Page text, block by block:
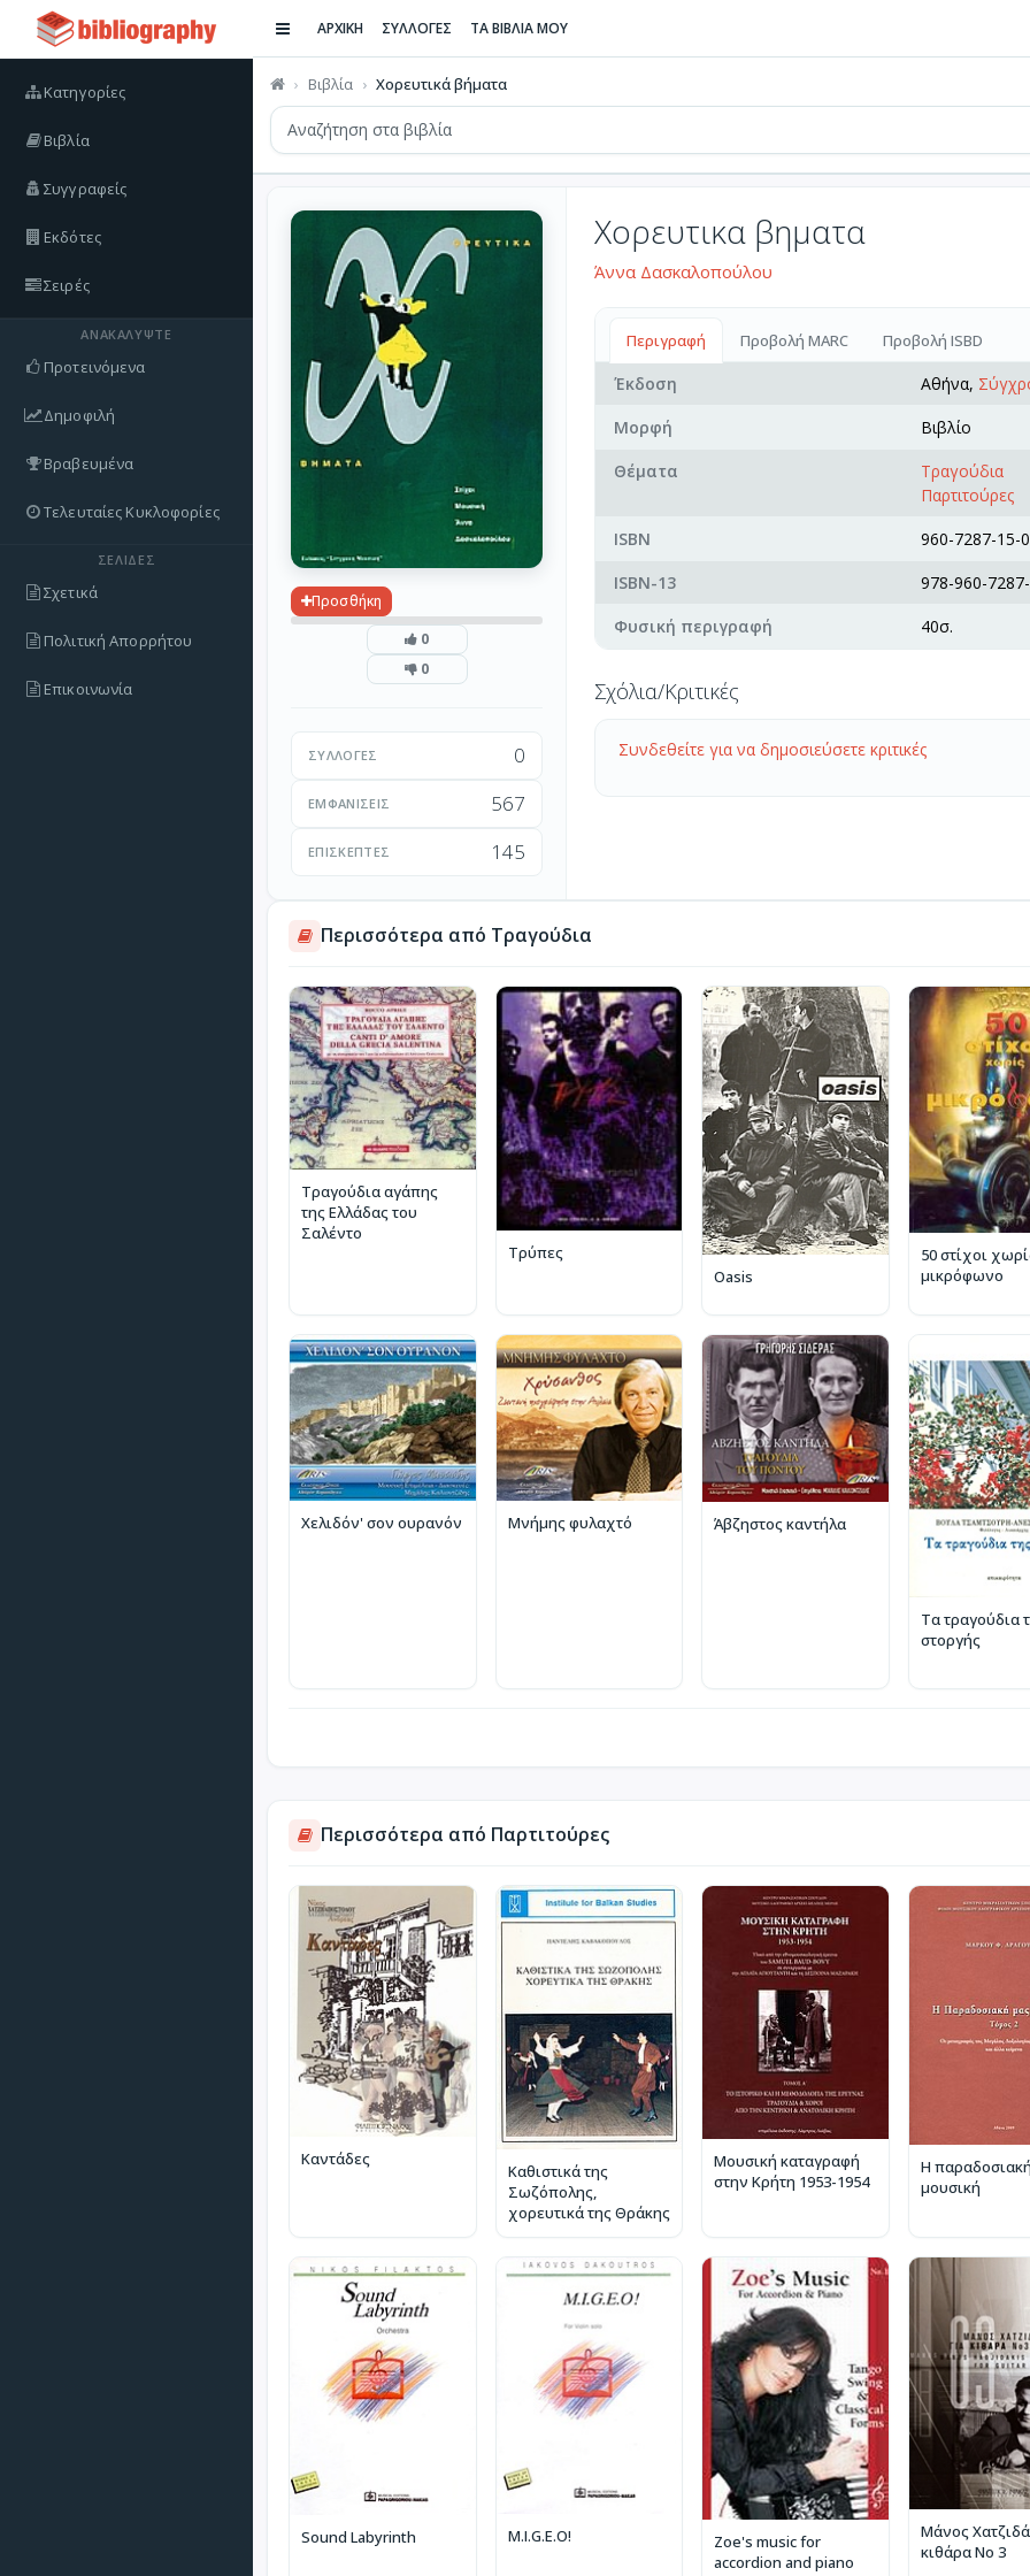
Κατηγορίες
Βιβλία
Συγγραφείς
Εκδότες
Σειρές
ΑΝΑΚΑΛΎΨΤΕ
Προτεινόμενα
Δημοφιλή
Βραβευμένα
Τελευταίες Κυκλοφορίες
ΣΕΛΊΔΕΣ
Σχετικά
Πολιτική Απορρήτου
Επικοινωνία
ΑΡΧΙΚΗ ΣΥΛΛΟΓΕΣ ΤΑ ΒΙΒΛΙΑ ΜΟΥ
Βιβλία Χορευτικά βήματα
Προσθήκη
0
0
ΣΥΛΛΟΓΈΣ 0
ΕΜΦΑΝΊΣΕΙΣ 567
ΕΠΙΣΚΈΠΤΕΣ 145
Χορευτικα βηματα
Άννα Δασκαλοπούλου
Περιγραφή Προβολή MARC Προβολή ISBD
Έκδοση Αθήνα,
Μορφή
Βιβλίο
Θέματα
Τραγούδια
Παρτιτούρες
ISBN
960-7287-15-0
ISBN-13
978-960-
Φυσική περιγραφή
40σ.
Σχόλια/Κριτικές
Συνδεθείτε για να δημοσιεύσετε κριτικές
Περισσότερα από Τραγούδια
Τραγούδια αγάπης
της Ελλάδας του
Σαλέντο
Τρύπες
Oasis
50 στίχοι
μικρόφωνο
Χελιδόν' σον ουρανόν Μνήμης φυλαχτό Άβζηστος καντήλα
Τα τραγούδια
στοργής
Περισσότερα από Παρτιτούρες
Καντάδες
Καθιστικά της
Σωζόπολης,
χορευτικά της Θράκης
Μουσική καταγραφή
στην Κρήτη 1953-1954
Η
μουσική
Sound Labyrinth M.I.G.E.O!
Zoe's music for
accordion and piano
Μάνος
κιθάρα Νο 3